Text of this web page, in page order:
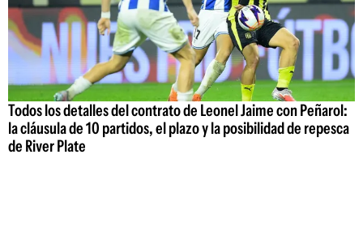
Todos los detalles del contrato de Leonel Jaime con Peñarol:
la cláusula de 10 partidos, el plazo y la posibilidad de repesca
de River Plate